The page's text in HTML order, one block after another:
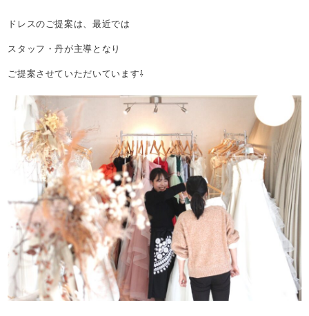
ドレスのご提案は、最近では
スタッフ・丹が主導となり
ご提案させていただいています⇩